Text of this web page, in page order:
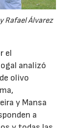
Rafael Álvarez
el
analizó
olivo
y Mansa
a